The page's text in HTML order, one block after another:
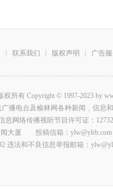
联系我们 版权声明 广告
所有 Copyright © 1997-2023 by
播电台及榆林网各种新闻﹑信
网络传播视听节目许可证：
闻大厦 投稿信箱：ylw@ylrb.com
违法和不良信息举报邮箱：